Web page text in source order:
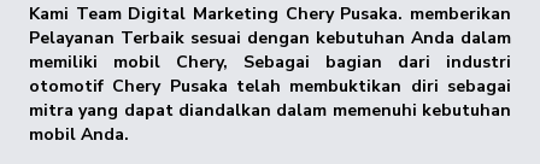
Kami Team Digital Marketing Chery Pusaka. memberikan
Pelayanan Terbaik sesuai dengan kebutuhan Anda dalam
memiliki mobil Chery, Sebagai bagian dari industri
otomotif Chery Pusaka telah membuktikan diri sebagai
mitra yang dapat diandalkan dalam memenuhi kebutuhan
mobil Anda.